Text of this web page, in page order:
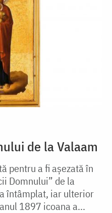
de la Valaam
pentru a fi așezată în
Domnului” de la
întâmplat, iar ulterior
1897 icoana a...